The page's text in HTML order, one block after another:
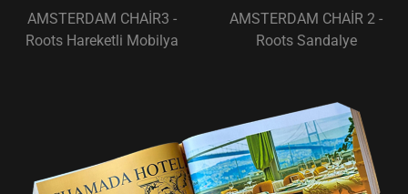
AMSTERDAM CHAİR3 -
Roots Hareketli Mobilya
AMSTERDAM CHAİR 2 -
Roots Sandalye